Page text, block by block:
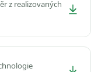
z realizovaných